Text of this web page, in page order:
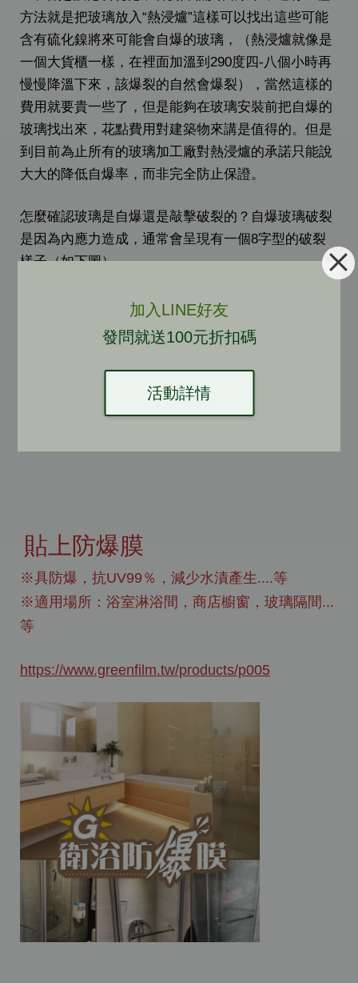
加入LINE好友
發問就送100元折扣碼
活動詳情
方法就是把玻璃放入“熱浸爐”這樣可以找出這些可能
含有硫化鎳將來可能會自爆的玻璃，（熱浸爐就像是
一個大貨櫃一樣，在裡面加溫到290度四-八個小時再
慢慢降溫下來，該爆裂的自然會爆裂），當然這樣的
費用就要貴一些了，但是能夠在玻璃安裝前把自爆的
玻璃找出來，花點費用對建築物來講是值得的。但是
到目前為止所有的玻璃加工廠對熱浸爐的承諾只能說
大大的降低自爆率，而非完全防止保證。
怎麼確認玻璃是自爆還是敲擊破裂的？自爆玻璃破裂
是因為內應力造成，通常會呈現有一個8字型的破裂
樣子（如下圖）
貼上防爆膜
※具防爆，抗UV99％，減少水漬產生....等
※適用場所：浴室淋浴間，商店櫥窗，玻璃隔間...
等
https://www.greenfilm.tw/products/p005